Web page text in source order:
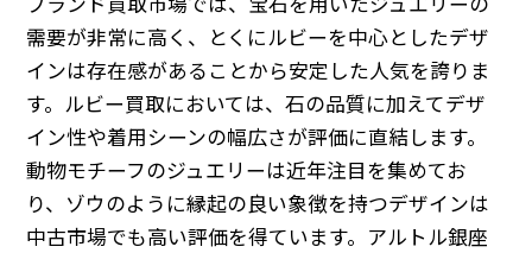
需要が非常に高く、とくにルビーを中心としたデザ
インは存在感があることから安定した人気を誇りま
す。ルビー買取においては、石の品質に加えてデザ
イン性や着用シーンの幅広さが評価に直結します。
動物モチーフのジュエリーは近年注目を集めてお
り、ゾウのように縁起の良い象徴を持つデザインは
中古市場でも高い評価を得ています。アルトル銀座